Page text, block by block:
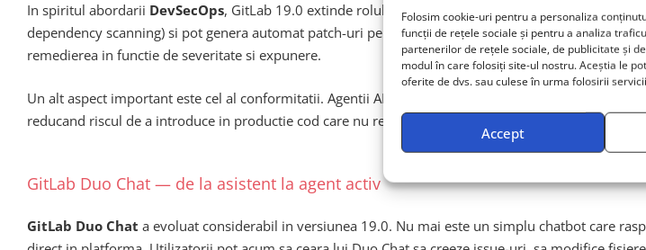
Folosim cookie-uri pentru a personaliza
funcții de rețele sociale și pentru a analiza
partenerilor de rețele sociale, de publicitate și
modul în care folosiți site-ul nostru. Aceștia le
oferite de dvs. sau culese în urma folosirii
Accept
In spiritul abordarii DevSecOps, GitLab 19.0 extinde rolul agentilor AI si in domeniul securitatii
dependency scanning) si pot genera automat patch-uri pentru vulnerabilitatile cunoscute. Mai
remedierea in functie de severitate si expunere.
Un alt aspect important este cel al conformitatii. Agentii AI din GitLab 19.0 pot verifica automat
reducand riscul de a introduce in productie cod care nu respecta standardele interne sau
GitLab Duo Chat — de la asistent la agent activ
GitLab Duo Chat a evoluat considerabil in versiunea 19.0. Nu mai este un simplu chatbot care